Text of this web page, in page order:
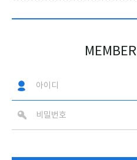
MEMBER